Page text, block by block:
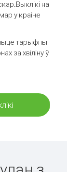
Выклікі на
у краіне
тарыфны
за хвіліну ў